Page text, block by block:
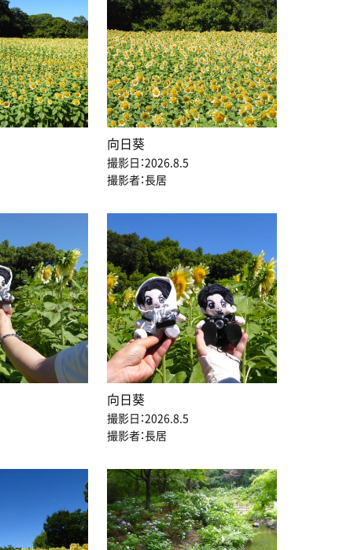
向日葵
撮影日：2026.8.5
撮影者：長居
向日葵
撮影日：2026.8.5
撮影者：長居